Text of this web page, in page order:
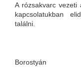
A rózsakvarc
kapcsolatukban
találni.
Borostyán